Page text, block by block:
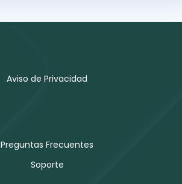
Aviso de Privacidad
Preguntas Frecuentes
Soporte